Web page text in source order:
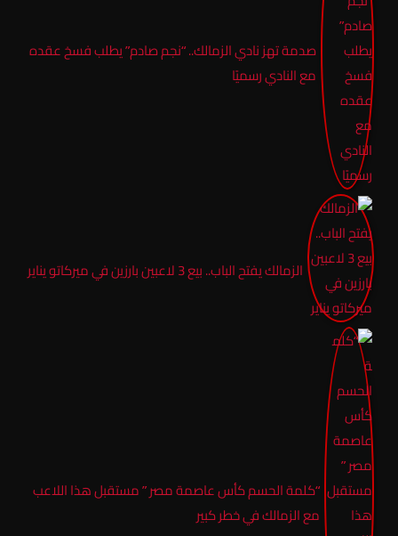
صدمة تهز نادي الزمالك.. “نجم صادم” يطلب فسخ عقده
مع النادي رسميًا
الزمالك يفتح الباب.. بيع 3 لاعبين بارزين في ميركاتو يناير
“كلمة الحسم كأس عاصمة مصر ” مستقبل هذا اللاعب
مع الزمالك في خطر كبير